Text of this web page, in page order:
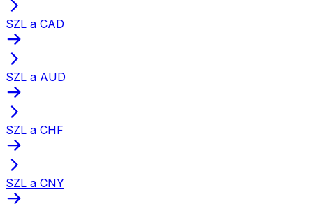
SZL a CAD
SZL a AUD
SZL a CHF
SZL a CNY